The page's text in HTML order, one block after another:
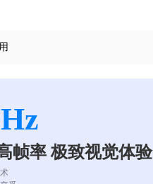
帧率 极致视觉体验